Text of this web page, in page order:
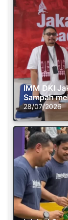
IMM DKI
Sampah
28/07/2026